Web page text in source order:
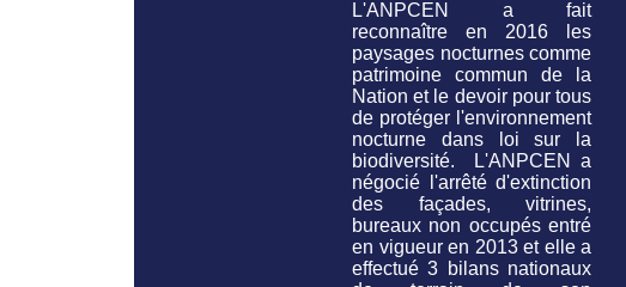
L'ANPCEN a fait
reconnaître en 2016 les
paysages nocturnes comme
patrimoine commun de la
Nation et le devoir pour tous
de protéger l'environnement
nocturne dans loi sur la
biodiversité.
L'ANPCEN a
négocié l'arrêté d'extinction
des façades, vitrines,
bureaux non occupés entré
en vigueur en 2013 et elle a
effectué 3 bilans nationaux